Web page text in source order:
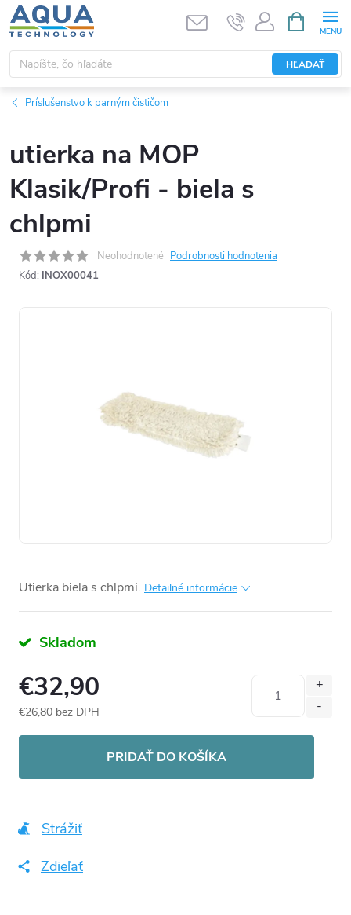
Prejsť
na
obsah
HĽADAŤ
KOŠÍK
Príslušenstvo k parným čističom
utierka na MOP
Klasik/Profi - biela s
chlpmi
Neohodnotené Podrobnosti hodnotenia
Kód: INOX00041
Utierka biela s chlpmi. Detailné informácie
Skladom
€32,90
€26,80 bez DPH
PRIDAŤ DO KOŠÍKA
Strážiť
Zdieľať